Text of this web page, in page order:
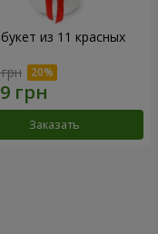
из 11 красных
Заказать